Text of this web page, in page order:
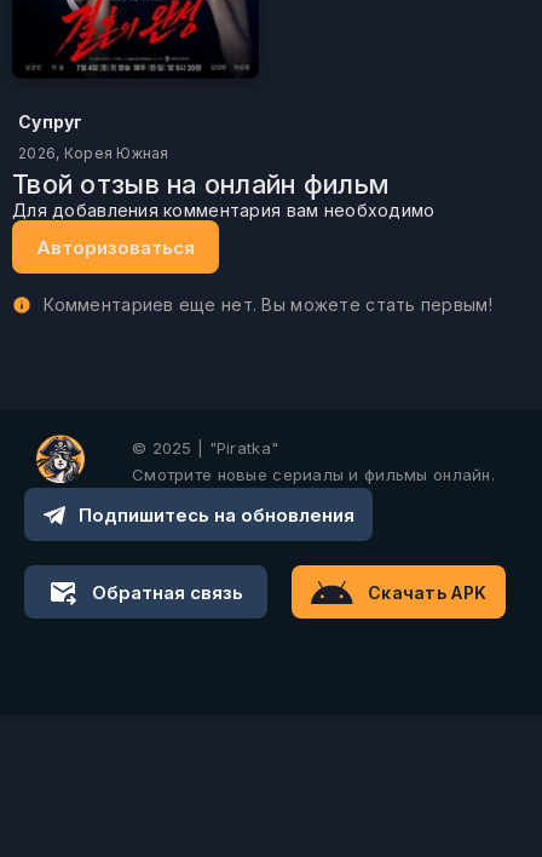
Супруг
2026, Корея Южная
Твой отзыв на онлайн фильм
Для добавления комментария вам необходимо
Авторизоваться
Комментариев еще нет. Вы можете стать первым!
© 2025 | "Piratka"
Смотрите новые сериалы и фильмы онлайн.
Подпишитесь на обновления
Обратная связь Скачать APK